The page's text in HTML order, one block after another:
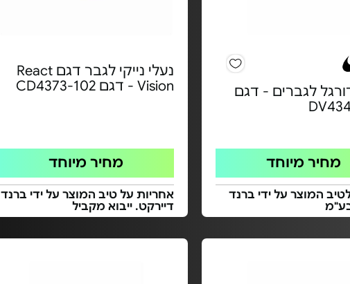
לגברים - דגם
מחיר מיוחד
המוצר על ידי ברנד
נעלי נייקי לגבר דגם React
Vision - דגם CD4373-102
מחיר מיוחד
אחריות על טיב המוצר על ידי ברנד
דיירקט. ייבוא מקביל